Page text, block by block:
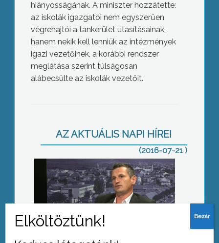
hiányosságának. A miniszter hozzátette:
az iskolák igazgatói nem egyszerűen
végrehajtói a tankerület utasításainak,
hanem nekik kell lenniük az intézmények
igazi vezetőinek, a korábbi rendszer
meglátása szerint túlságosan
alábecsülte az iskolák vezetőit.
AZ AKTUÁLIS NAPI HÍREI
(2016-07-21 )
A vízműnél kell jelenteni a hibákat